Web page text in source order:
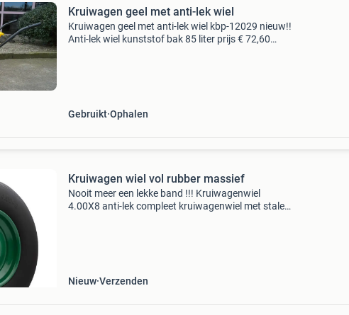
Kruiwagen geel met anti-lek wiel
Kruiwagen geel met anti-lek wiel kbp-12029 nieuw!!
Anti-lek wiel kunststof bak 85 liter prijs € 72,60
Gebruikt Ophalen
Kruiwagen wiel vol rubber massief
Nooit meer een lekke band !!! Kruiwagenwiel
4.00X8 anti-lek compleet kruiwagenwiel met stalen
Nieuw Verzenden